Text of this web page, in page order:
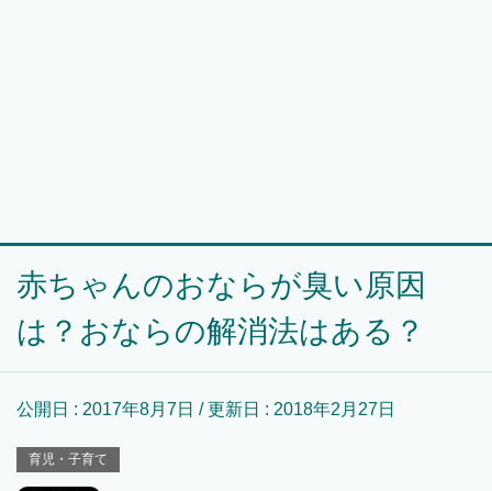
赤ちゃんのおならが臭い原因
は？おならの解消法はある？
公開日 : 2017年8月7日 / 更新日 : 2018年2月27日
育児・子育て